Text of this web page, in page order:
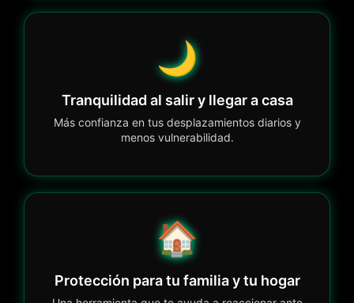
🌙
Tranquilidad al salir y llegar a casa
Más confianza en tus desplazamientos diarios y
menos vulnerabilidad.
🏠
Protección para tu familia y tu hogar